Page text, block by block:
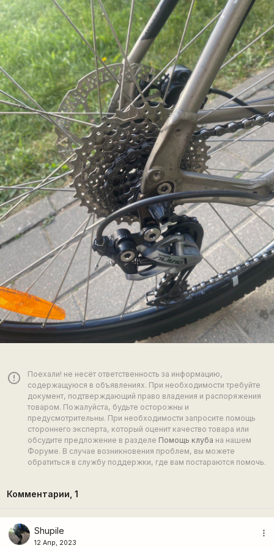
error_outline
Поехали! не несёт ответственность за информацию,
содержащуюся в объявлениях. При необходимости требуйте
документ, подтверждающий право владения и распоряжения
товаром. Пожалуйста, будьте осторожны и
предусмотрительны. При необходимости запросите помощь
стороннего эксперта, который оценит качество товара или
обсудите предложение в разделе Помощь клуба на нашем
Форуме. В случае возникновения проблем, вы можете
обратиться в службу поддержки, где вам постараются помочь.
Комментарии, 1
Shupile
12 Апр, 2023
more_vert